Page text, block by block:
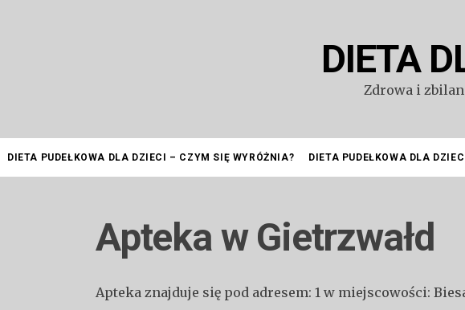
DIETA
Zdrowa i
DIETA PUDEŁKOWA DLA DZIECI – CZYM SIĘ WYRÓŻNIA? DIETA PUDEŁKOWA DLA
Apteka w Gietrzwałd
Apteka znajduje się pod adresem: 1 w miejscowości: